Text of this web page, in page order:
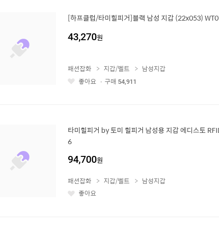
[하프클럽/타미힐피거]블랙 남성 지갑 (22x053)
43,270원
좋
패션잡화 지갑/벨트
남성지갑
좋아요
구매 54,911
타미힐피거 by 토미 힐피거 남성용 지갑 에디스토
6
94,700원
좋
패션잡화 지갑/벨트
남성지갑
좋아요